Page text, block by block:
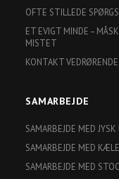
OFTE STILLEDE
ET EVIGT MINDE –
MISTET
KONTAKT
SAMARBEJDE
SAMARBEJDE MED JYSK
SAMARBEJDE MED
SAMARBEJDE MED